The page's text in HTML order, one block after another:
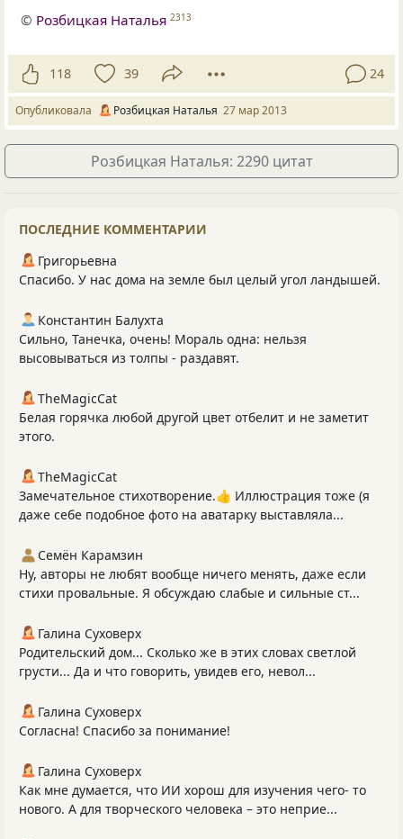
© Розбицкая Наталья 2313
118 39 24
Опубликовала Розбицкая Наталья 27 мар 2013
Розбицкая Наталья: 2290 цитат
ПОСЛЕДНИЕ КОММЕНТАРИИ
Григорьевна
Спасибо. У нас дома на земле был целый угол ландышей.
Константин Балухта
Сильно, Танечка, очень! Мораль одна: нельзя
высовываться из толпы - раздавят.
TheMagicCat
Белая горячка любой другой цвет отбелит и не заметит
этого.
TheMagicCat
Замечательное стихотворение.👍 Иллюстрация тоже (я
даже себе подобное фото на аватарку выставляла...
Семён Карамзин
Ну, авторы не любят вообще ничего менять, даже если
стихи провальные. Я обсуждаю слабые и сильные ст...
Галина Суховерх
Родительский дом... Сколько же в этих словах светлой
грусти... Да и что говорить, увидев его, невол...
Галина Суховерх
Согласна! Спасибо за понимание!
Галина Суховерх
Как мне думается, что ИИ хорош для изучения чего- то
нового. А для творческого человека – это неприе...